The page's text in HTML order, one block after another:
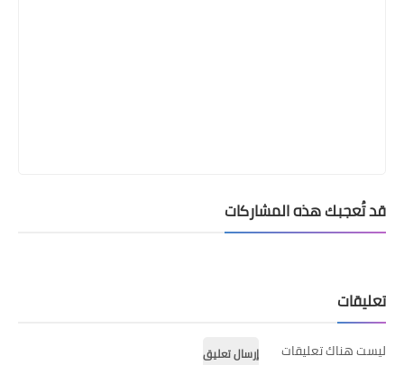
قد تُعجبك هذه المشاركات
تعليقات
ليست هناك تعليقات
إرسال تعليق